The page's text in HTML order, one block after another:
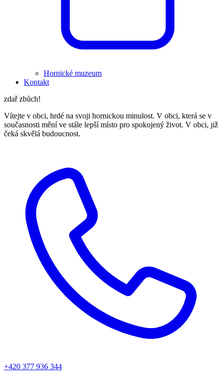
Hornické muzeum
Kontakt
zdař zbůch!
Vítejte v obci, hrdé na svoji hornickou minulost. V obci, která se v
současnosti mění ve stále lepší místo pro spokojený život. V obci, již
čeká skvělá budoucnost.
+420 377 936 344